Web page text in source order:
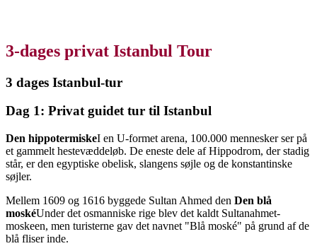
3-dages privat Istanbul Tour
3 dages Istanbul-tur
Dag 1: Privat guidet tur til Istanbul
Den hippotermiskeI en U-formet arena, 100.000 mennesker ser på
et gammelt hestevæddeløb. De eneste dele af Hippodrom, der stadig
står, er den egyptiske obelisk, slangens søjle og de konstantinske
søjler.
Mellem 1609 og 1616 byggede Sultan Ahmed den Den blå
moskéUnder det osmanniske rige blev det kaldt Sultanahmet-
moskeen, men turisterne gav det navnet "Blå moské" på grund af de
blå fliser inde.